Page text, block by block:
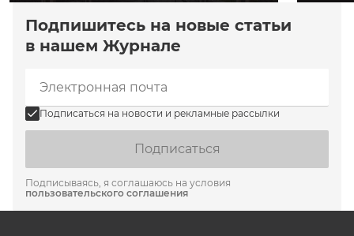
Подпишитесь на новые статьи
в нашем Журнале
Подписаться на новости и рекламные рассылки
Подписаться
Подписываясь, я соглашаюсь на условия
пользовательского соглашения